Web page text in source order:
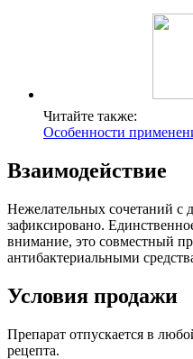
Читайте также:
Особенности
Взаимодействие
Нежелательных сочетаний с
зафиксировано.
внимание, это совместный
антибактериальными
Условия продажи
Препарат отпускается в
рецепта.